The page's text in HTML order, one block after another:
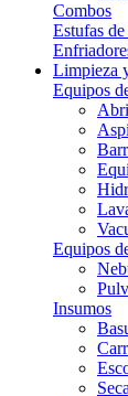
Combos
Estufas
Limpieza
Equipos
Equipos
Insumos